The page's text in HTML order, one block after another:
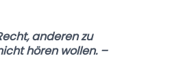
anderen zu
hören wollen. –